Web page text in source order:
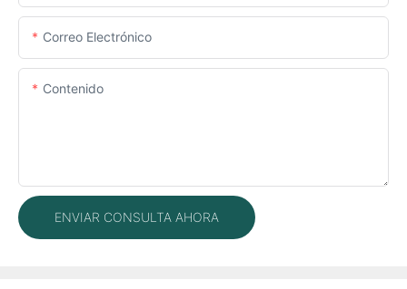
Correo Electrónico
Contenido
ENVIAR CONSULTA AHORA